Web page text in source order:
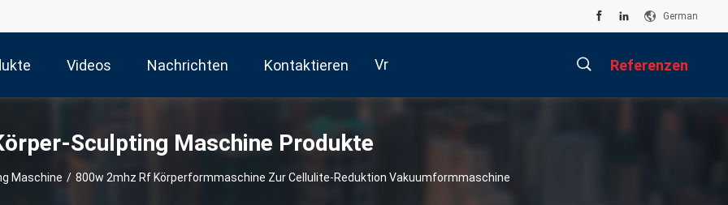
German
Videos Nachrichten Kontaktieren
Sie Uns
Vr Referenzen
Sculpting Maschine Produkte
Maschine / 800w 2mhz Rf Körperformmaschine Zur Cellulite-Reduktion Vakuumformmaschine